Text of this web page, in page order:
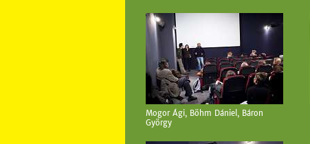
Mogor Ági, Böhm Dániel, Báron
György